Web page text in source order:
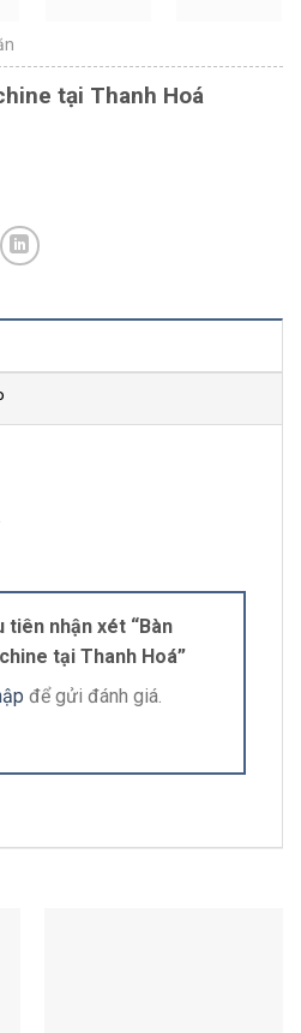
tại Thanh Hoá
tiên nhận xét “Bàn
tại Thanh Hoá”
để gửi đánh giá.